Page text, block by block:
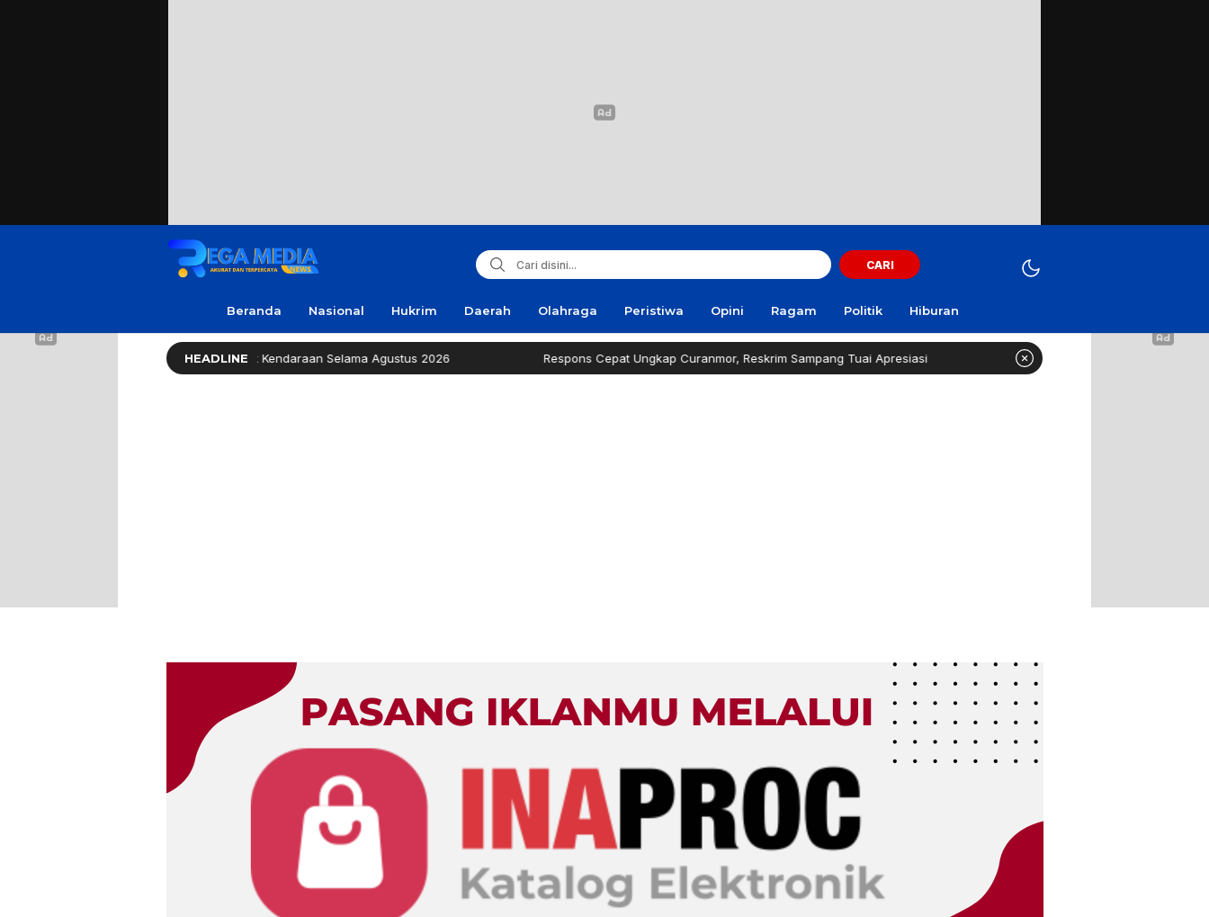
CARI
Beranda Nasional Hukrim Daerah Olahraga Peristiwa Opini Ragam Politik Hiburan
HEADLINE
Jatim Bebaskan Pajak Kendaraan Selama Agustus 2026 Respons Cepat Ungkap Curanmor, Reskrim Sampang Tuai Apresiasi Curi Motor! Dua Warga Batuporo Sampang Dibui